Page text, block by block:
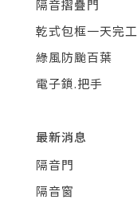
隔音摺疊門
乾式包框一天完工
綠風防颱百葉
電子鎖.把手
最新消息
隔音門
隔音窗